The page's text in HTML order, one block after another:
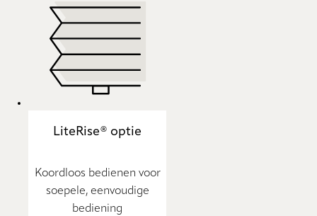
LiteRise® optie
Koordloos bedienen voor
soepele, eenvoudige
bediening